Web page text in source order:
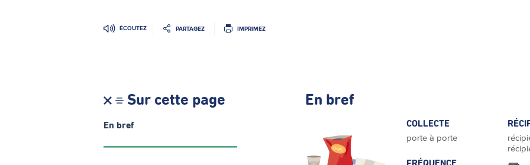
ÉCOUTEZ PARTAGEZ IMPRIMEZ
Sur cette page
En bref
En bref
COLLECTE
porte à porte